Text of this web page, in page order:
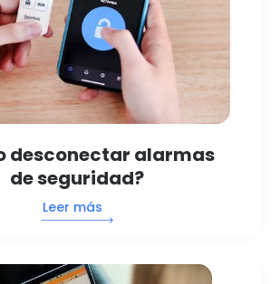
desconectar alarmas
de seguridad?
Leer más